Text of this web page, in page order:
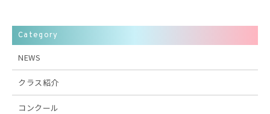
Category
NEWS
クラス紹介
コンクール